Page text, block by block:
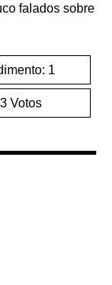
falados sobre
1
Votos